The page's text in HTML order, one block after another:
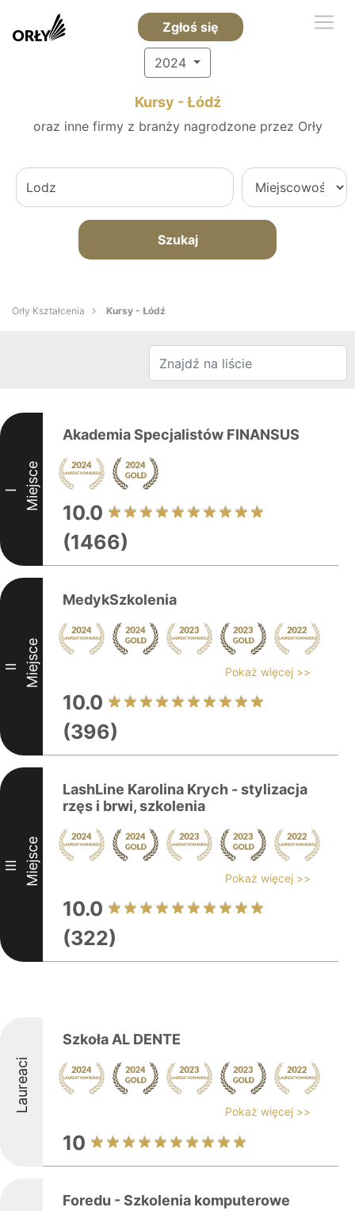
Zgłoś się
2024
Kursy - Łódź
oraz inne firmy z branży nagrodzone przez Orły
Szukaj
Orły Kształcenia Kursy - Łódź
I Miejsce
Akademia Specjalistów FINANSUS
10.0
(1466)
II Miejsce
MedykSzkolenia
Pokaż więcej >>
10.0
(396)
III Miejsce
LashLine Karolina Krych - stylizacja
rzęs i brwi, szkolenia
Pokaż więcej >>
10.0
(322)
Laureaci
Szkoła AL DENTE
Pokaż więcej >>
10
Foredu - Szkolenia komputerowe